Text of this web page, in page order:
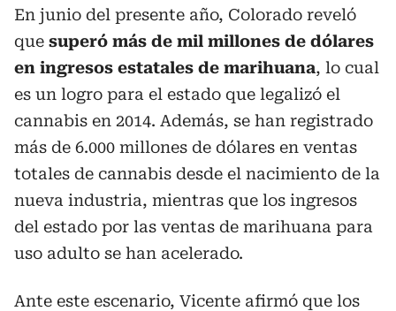
En junio del presente año, Colorado reveló
que superó más de mil millones de dólares
en ingresos estatales de marihuana, lo cual
es un logro para el estado que legalizó el
cannabis en 2014. Además, se han registrado
más de 6.000 millones de dólares en ventas
totales de cannabis desde el nacimiento de la
nueva industria, mientras que los ingresos
del estado por las ventas de marihuana para
uso adulto se han acelerado.
Ante este escenario, Vicente afirmó que los